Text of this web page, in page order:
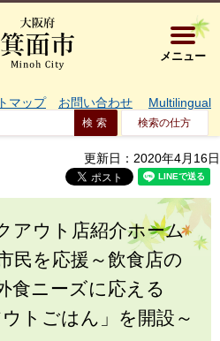
大阪府箕
メニュー
マップ お問い合わせ Multilingual
検索の仕方
更新日：2020年4月16日
アウト店紹介ホーム
民を応援～飲食店の
食ニーズに応える
トごはん」を開設～